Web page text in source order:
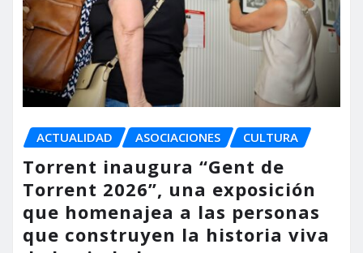
ACTUALIDAD ASOCIACIONES CULTURA
Torrent inaugura “Gent de
Torrent 2026”, una exposición
que homenajea a las personas
que construyen la historia viva